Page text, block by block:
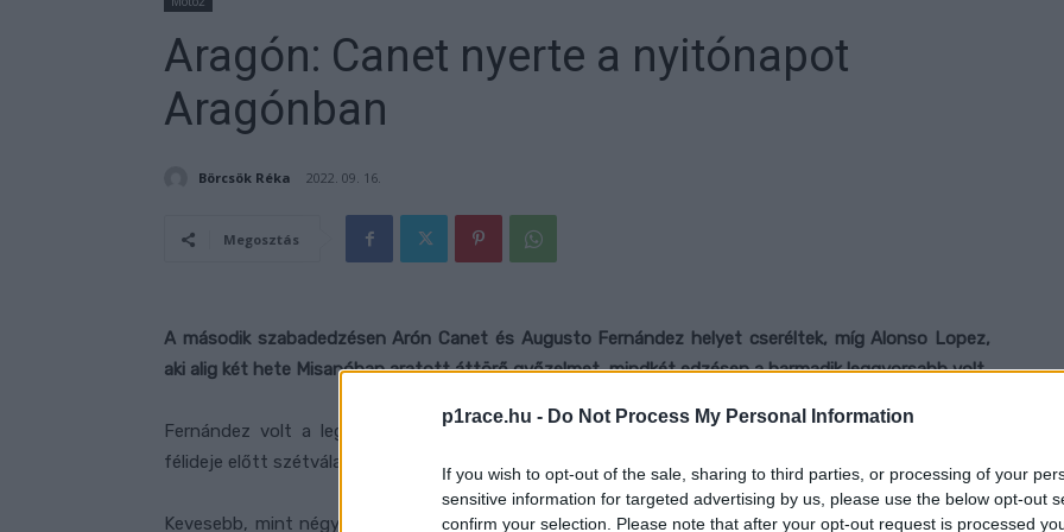
p1race.hu - Do Not Process My Personal Information
If you wish to opt-out of the sale, sharing to third parties, or processing of your
sensitive information for targeted advertising by us, please use the below opt-out
confirm your selection. Please note that after your opt-out request is processed
Aragón: Canet nyerte a nyitónapot
Aragónban
Börcsök Réka 2022. 09. 16.
Megosztás
A második szabadedzésen Arón Canet és Augusto Fernández helyet cseréltek, míg Alonso Lopez,
aki alig két hete Misanóban aratott áttörő győzelmet, mindkét edzésen a harmadik leggyorsabb volt.
Fernández volt a leggyorsabb a Moto2 első edzésén megelőzve Canet-et. Nem sokkal az FP2
félideje előtt szétválasztotta őket López az összesített idők tekintetében.
Kevesebb, mint négy perccel az edzés vége előtt azonban Canet két pozíciót lépett előre idejével.